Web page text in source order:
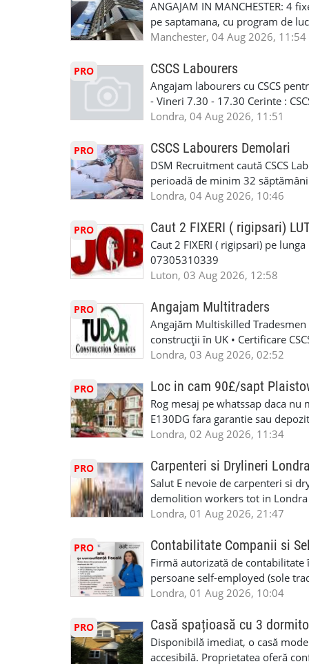
www.fcos.co.uk 👉
discutie este simpla: cine esti,
Prioritate au oamenii din
carora li se termina proiectul
oferta pe care sa o folositi la
WhatsApp: +44 7467 838 881
numele, experienta si data la
https://forms.gle/
T&D GLAZING AND
ANGAJAM IN MANCHESTER:
pe saptamana, cu program de
in perioada urmatoare. Cerinte:
Tariful se discuta direct, in
discutie este simpla: cine esti,
Prioritate au oamenii din
carora li se termina proiectul
oferta pe care sa o folositi la
WhatsApp: +44 7467 838 881
numele, experienta si data la
link-ul de jos. Sanatate si mult
INSTALLATION LIMITED
Manchester, 04 Aug 2026, 11:54
PRO CSCS Labourers
Angajam labourers cu CSCS
- Vineri 7.30 - 17.30 Cerinte :
Londra, 04 Aug 2026, 11:51
PRO CSCS Labourers Demolari
DSM Recruitment caută CSCS
perioadă de minim 32
oferă ore suplimentare și
informații, contactați-ne la: 📞
Londra, 04 Aug 2026, 10:46
PRO Caut 2 FIXERI ( rigipsari)
Caut 2 FIXERI ( rigipsari) pe
07305310339
Luton, 03 Aug 2026, 12:58
PRO Angajam Multitraders
Angajăm Multiskilled
construcții în UK • Certificare
specializate (căutăm
interioare • Permis de
(reprezintă un avantaj
performanță • £200 – £250 pe
posibilități reale de avansare •
oră pauză de masă) •
Londra, 03 Aug 2026, 02:52
PRO Loc in cam 90£/sapt
Rog mesaj pe whatssap daca nu
E130DG fara garantie sau
fiecare pat beneficiaza de dulap
saptaminal fara garantie sau
de 1/sapt) -tel- 07440366084
Londra, 02 Aug 2026, 11:34
PRO Carpenteri si Drylineri Londra
Salut E nevoie de carpenteri si
demolition workers tot in
Londra, 01 Aug 2026, 21:47
PRO Contabilitate Companii si
Firmă autorizată de contabilitate
persoane self-employed (sole
închiriate (landlords) Serviciile
HMRC: PAYE / VAT / CIS ✔
Consultanță fiscală ✔ Declarații
Corporation Tax ✔ Company
Londra, 01 Aug 2026, 10:04
PRO Casă spațioasă cu 3
Disponibilă imediat, o casă
accesibilă. Proprietatea oferă